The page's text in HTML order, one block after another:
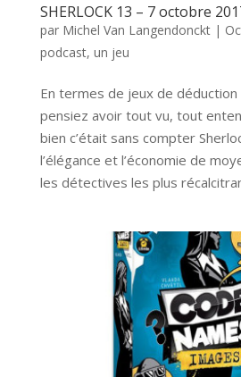
SHERLOCK 13 – 7 octobre
par Michel Van Langendonckt|
podcast, un jeu
En termes de jeux de déduction
pensiez avoir tout vu, tout
bien c’était sans compter
l’élégance et l’économie de
les détectives les plus